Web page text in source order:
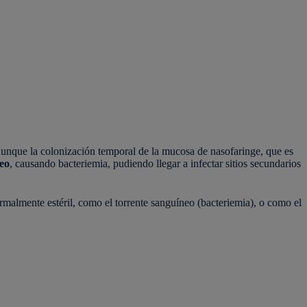
la colonización temporal de la mucosa de nasofaringe, que es
, causando bacteriemia, pudiendo llegar a infectar sitios secundarios
estéril, como el torrente sanguíneo (bacteriemia), o como el